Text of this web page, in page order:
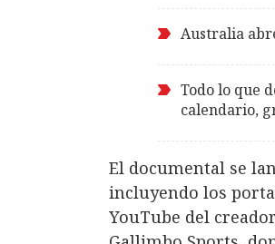
Australia
Todo lo que
calendario,
El documental se
incluyendo los
YouTube del